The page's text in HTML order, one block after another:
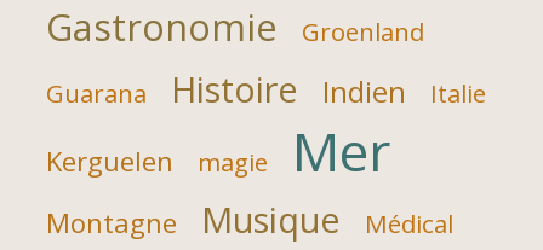
Gastronomie
Groenland
Guarana
Histoire Indien Italie
Kerguelen magie Mer
Montagne Musique Médical